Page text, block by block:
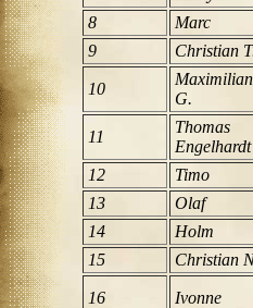
8
Marc
9
Christian
10
Maximilian
G.
11
Thomas
Engelhardt
12
Timo
13
Olaf
14
Holm
15
Christian
16 Ivonne